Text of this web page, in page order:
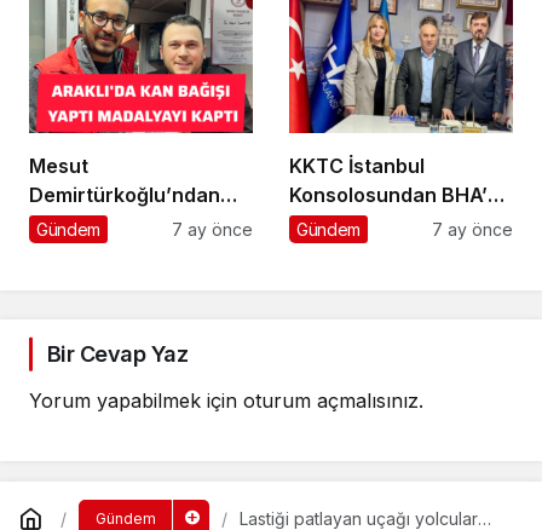
Mesut
Demirtürkoğlu’ndan
Örnek Davranış
Gündem 7 ay önce
KKTC İstanbul
Konsolosundan BHA’ya
Ziyaret
Gündem 7 ay önce
Bir Cevap Yaz
Yorum yapabilmek için oturum açmalısınız.
Gündem
Lastiği patlayan uçağı yolcular